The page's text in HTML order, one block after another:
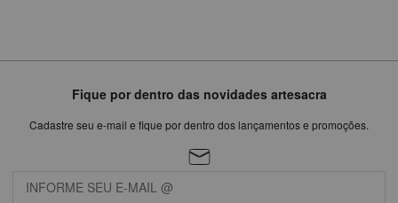
Fique por dentro das novidades artesacra
Cadastre seu e-mail e fique por dentro dos lançamentos e promoções.